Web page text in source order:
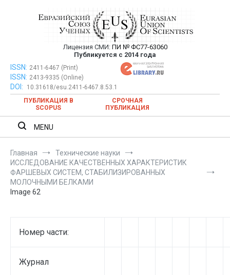
Евразийский Союз Ученых —
публикация научных статей в
ежемесячном научном журнале
Лицензия СМИ: ПИ № ФС77-63060
Публикуется с 2014 года
Евразийский Союз Ученых — публикация научных статей в
ежемесячном научном журнале
ISSN: 2411-6467 (Print)
ISSN: 2413-9335 (Online)
DOI:
10.31618/esu.2411-6467.8.53.1
ПУБЛИКАЦИЯ В
SCOPUS
СРОЧНАЯ
ПУБЛИКАЦИЯ
MENU
Главная
Технические науки
ИССЛЕДОВАНИЕ КАЧЕСТВЕННЫХ ХАРАКТЕРИСТИК
ФАРШЕВЫХ СИСТЕМ, СТАБИЛИЗИРОВАННЫХ
МОЛОЧНЫМИ БЕЛКАМИ
Image 62
Номер части:
Журнал